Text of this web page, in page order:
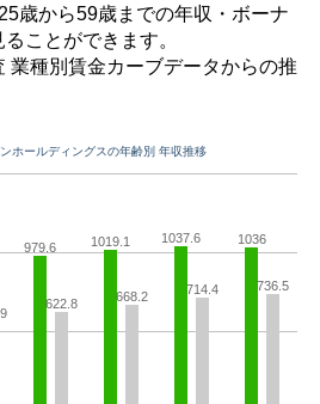
歳から59歳までの年収・ボーナ
ことができます。
種別賃金カーブデータからの推
ホールディングスの年齢別 年収推移
979.6 1019.1 1037.6 1036
622.8 668.2 714.4 736.5